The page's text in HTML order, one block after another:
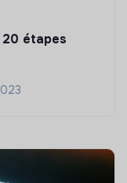
étapes